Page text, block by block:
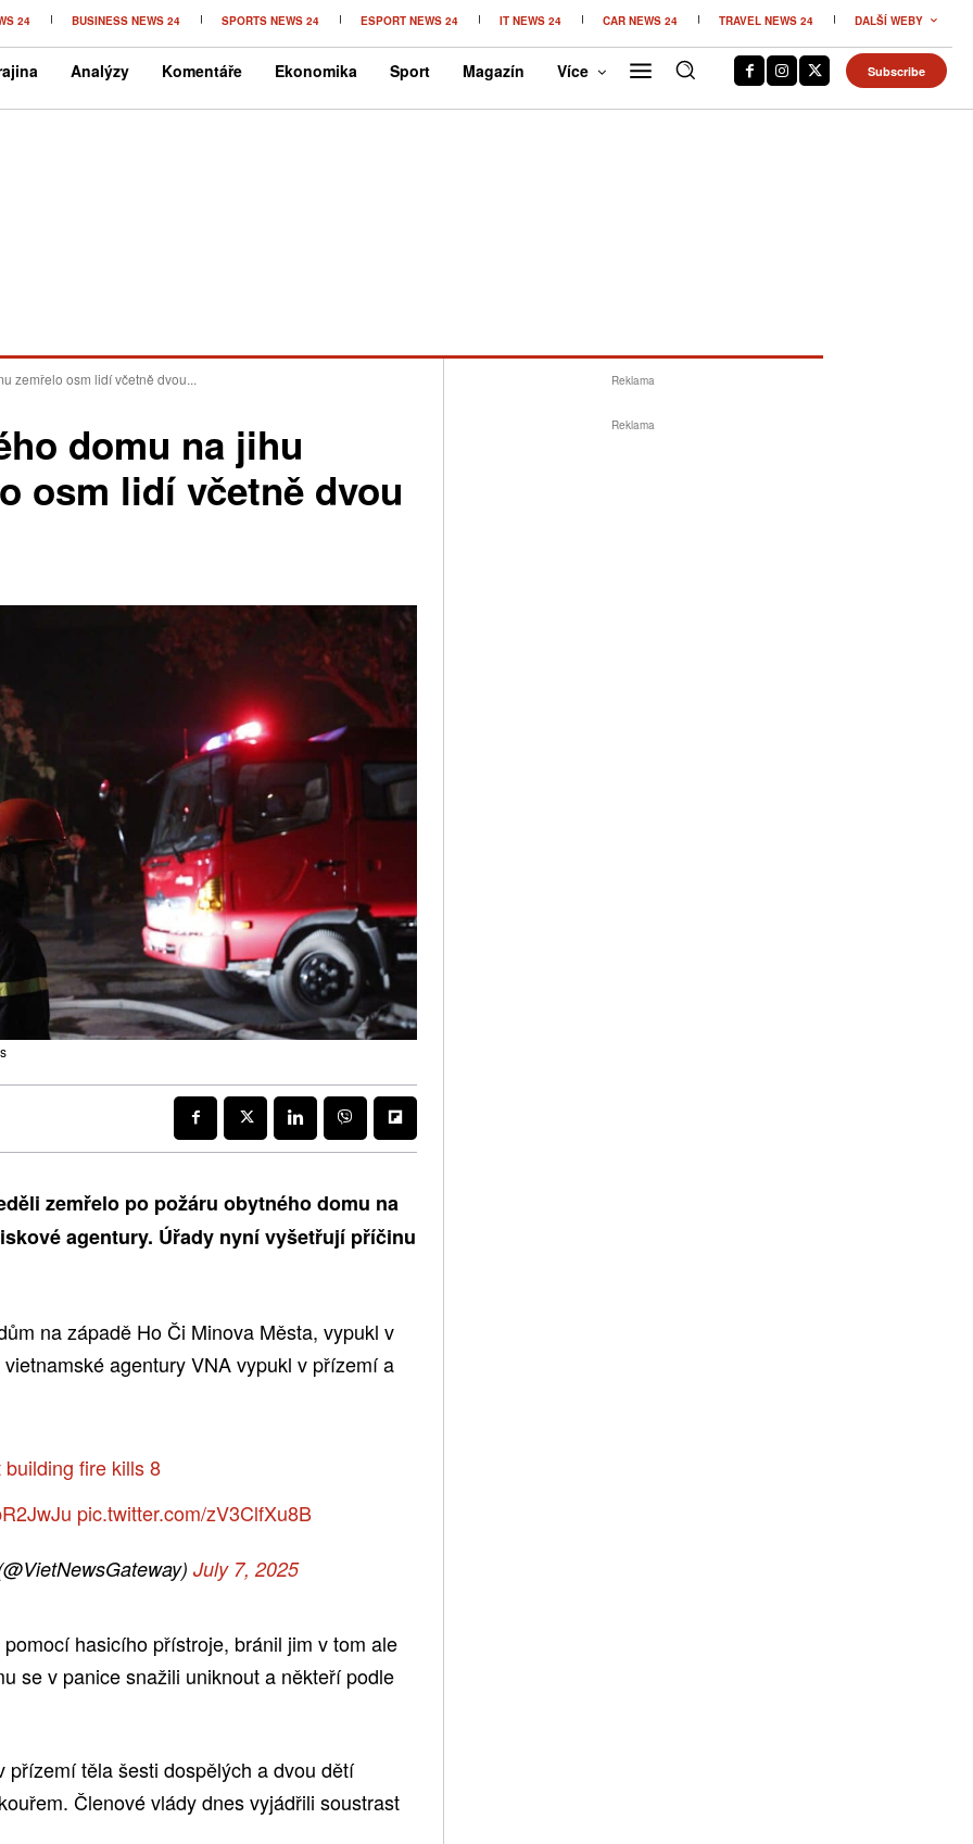
24 BUSINESS NEWS 24 SPORTS NEWS 24 ESPORT NEWS 24 IT NEWS 24 CAR NEWS 24 TRAVEL NEWS 24 DALŠÍ WEBY
Analýzy Komentáře Ekonomika Sport Magazín Více Subscribe
zemřelo osm lidí včetně dvou...
domu na jihu
osm lidí včetně dvou
zemřelo po požáru obytného domu na
agentury. Úřady nyní vyšetřují příčinu
na západě Ho Či Minova Města, vypukl v
agentury VNA vypukl v přízemí a
fire kills 8
pic.twitter.com/zV3ClfXu8B
July 7, 2025
hasicího přístroje, bránil jim v tom ale
se v panice snažili uniknout a někteří podle
přízemí těla šesti dospělých a dvou dětí
Členové vlády dnes vyjádřili soustrast
Reklama
Reklama